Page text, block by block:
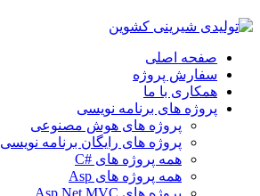
صفحه اصلی
سفارش پروژه
همکاری با ما
پروژه های برنامه نویسی
پروژه های هوش مصنوعی
پروژه های رایگان برنامه نویسی
همه پروژه های #C
همه پروژه های Asp
پروژه های Asp.Net MVC